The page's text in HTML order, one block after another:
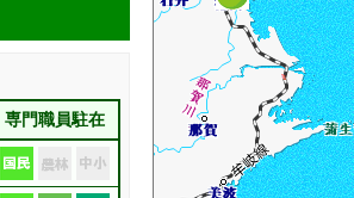
専門職員駐在